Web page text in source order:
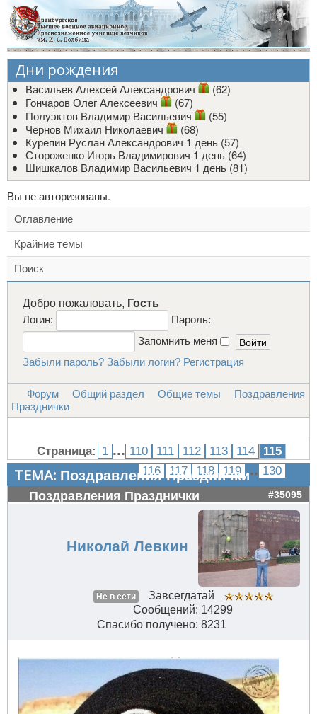
Дни рождения
Васильев Алексей Александрович
(62)
Гончаров Олег Алексеевич
(67)
Полуэктов Владимир Васильевич
(55)
Чернов Михаил Николаевич
(68)
Курепин Руслан Александрович 1 день (57)
Стороженко Игорь Владимирович 1 день (64)
Шишкалов Владимир Васильевич 1 день (81)
Вы не авторизованы.
Оглавление
Крайние темы
Поиск
Добро пожаловать, Гость
Логин:
Пароль:
Запомнить меня
Забыли пароль? Забыли логин? Регистрация
Форум Общий раздел Общие темы
Поздравления
Празднички
Страница: 1 ... 110 111 112 113 114
115
116
117 118 119 ... 130
ТЕМА: Поздравления Празднички
Поздравления Празднички #35095
Николай Левкин
Не в сети
Завсегдатай
Сообщений: 14299
Спасибо получено: 8231